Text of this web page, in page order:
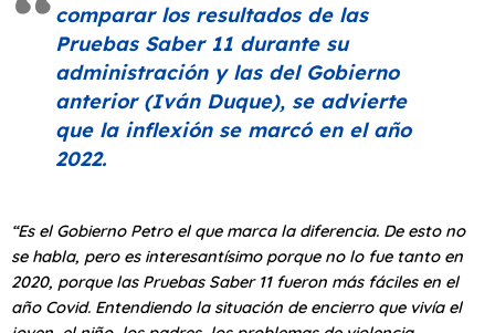
comparar los resultados de las
Pruebas Saber 11 durante su
administración y las del Gobierno
anterior (Iván Duque), se advierte
que la inflexión se marcó en el año
2022.
“Es el Gobierno Petro el que marca la diferencia. De esto no
se habla, pero es interesantísimo porque no lo fue tanto en
2020, porque las Pruebas Saber 11 fueron más fáciles en el
año Covid. Entendiendo la situación de encierro que vivía el